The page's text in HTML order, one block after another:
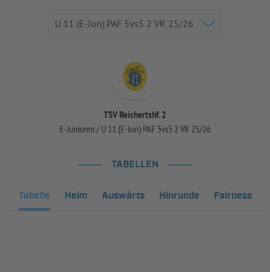
TSV Reichertshf. 2
E-Junioren / U 11 (E-Jun) PAF 5vs5 2 VR 25/26
TABELLEN
Tabelle Heim Auswärts Hinrunde Fairness